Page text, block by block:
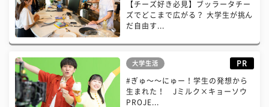
【チーズ好き必見】ブッラータチー
ズでどこまで広がる？ 大学生が挑ん
だ自由す...
大学生活 PR
#ぎゅ〜〜にゅー！学生の発想から
生まれた！ Jミルク×キョーソウ
PROJE...